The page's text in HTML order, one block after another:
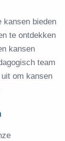
kansen bieden
te ontdekken
kansen
team
om kansen